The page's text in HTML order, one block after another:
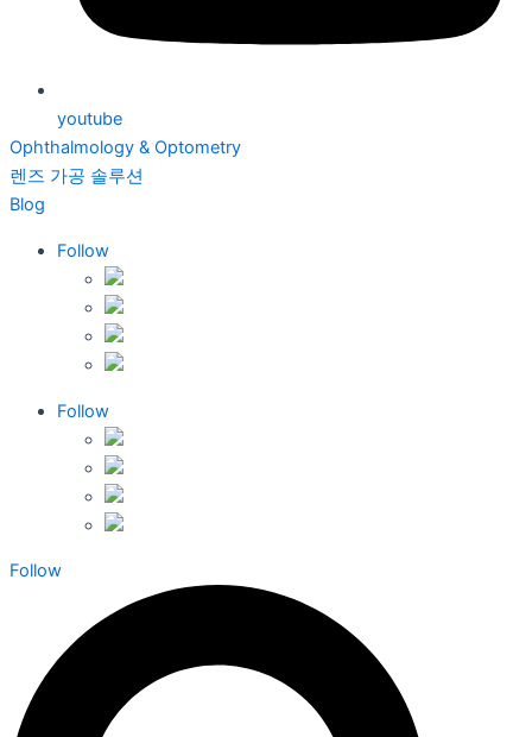
youtube
Ophthalmology & Optometry
렌즈 가공 솔루션
Blog
Follow
Follow
Follow